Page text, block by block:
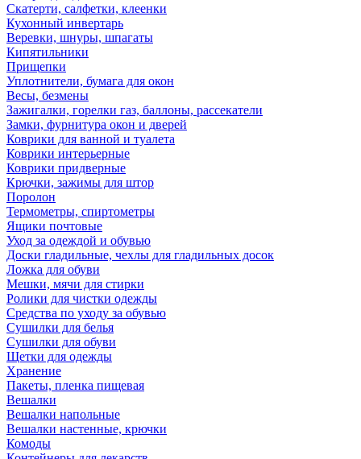
Скатерти, салфетки, клеенки
Кухонный инвертарь
Веревки, шнуры, шпагаты
Кипятильники
Прищепки
Уплотнители, бумага для окон
Весы, безмены
Зажигалки, горелки газ, баллоны, рассекатели
Замки, фурнитура окон и дверей
Коврики для ванной и туалета
Коврики интерьерные
Коврики придверные
Крючки, зажимы для штор
Поролон
Термометры, спиртометры
Ящики почтовые
Уход за одеждой и обувью
Доски гладильные, чехлы для гладильных досок
Ложка для обуви
Мешки, мячи для стирки
Ролики для чистки одежды
Средства по уходу за обувью
Сушилки для белья
Сушилки для обуви
Щетки для одежды
Хранение
Пакеты, пленка пищевая
Вешалки
Вешалки напольные
Вешалки настенные, крючки
Комоды